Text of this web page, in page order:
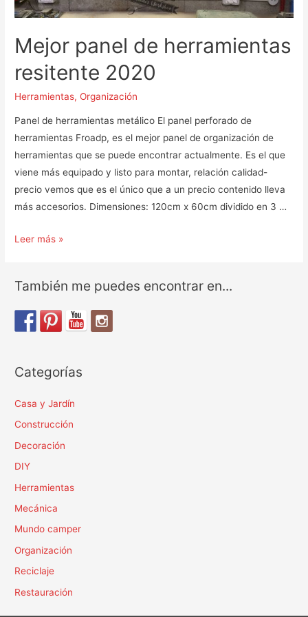
Mejor panel de herramientas
resitente 2020
Herramientas,Organización
Panel de herramientas metálico El panel perforado de
herramientas Froadp, es el mejor panel de organización de
herramientas que se puede encontrar actualmente. Es el que
viene más equipado y listo para montar, relación calidad-
precio vemos que es el único que a un precio contenido lleva
más accesorios. Dimensiones: 120cm x 60cm dividido en 3 …
Mejor
herramientas
resitente
2020
Leer más »
También me puedes encontrar en...
Categorías
Casa y Jardín
Construcción
Decoración
DIY
Herramientas
Mecánica
Mundo camper
Organización
Reciclaje
Restauración